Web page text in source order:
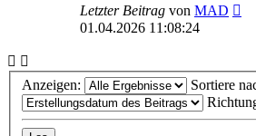
Letzter Beitrag von MAD
01.04.2026 11:08:24
Anzeigen:
Sortiere